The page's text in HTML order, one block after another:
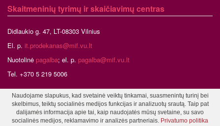
Skaitmeninių tyrimų ir skaičiavimų centras
Didlaukio g. 47, LT-08303 Vilnius
El. p. it.prodekanas@mif.vu.lt
Nuotolinė pagalba; el. p. pagalba@mif.vu.lt
Tel. +370 5 219 5006
©2026 Vilniaus universitetas, Matematikos ir informatikos fakultetas
Tinklalapio administratorius
Naudojame slapukus, kad svetainė veiktų tinkamai, suasmenintų turinį bei
skelbimus, teiktų socialinės medijos funkcijas ir analizuotų srautą. Taip pat
dalijamės informacija apie tai, kaip naudojatės mūsų svetaine, su savo
socialinės medijos, reklamavimo ir analizės partneriais. Privatumo politika